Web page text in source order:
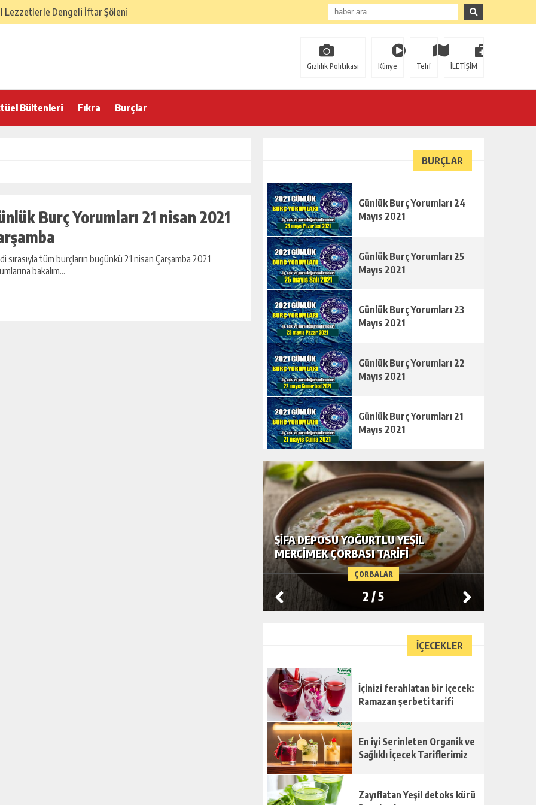
Lezzetlerle Dengeli İftar Şöleni
ve Dengeli İftar Sofrası
Gizlilik Politikası Künye Telif İLETİŞİM
Bültenleri Fıkra Burçlar
Burç Yorumları 21 nisan 2021
sırasıyla tüm burçların bugünkü 21 nisan Çarşamba 2021
bakalım...
BURÇLAR
Günlük Burç Yorumları 24
Mayıs 2021
Günlük Burç Yorumları 25
Mayıs 2021
Günlük Burç Yorumları 23
Mayıs 2021
Günlük Burç Yorumları 22
Mayıs 2021
Günlük Burç Yorumları 21
Mayıs 2021
ÇORBALAR
ŞIFA DEPOSU YOĞURTLU YEŞIL
MERCIMEK ÇORBASI TARIFI
2 /5
İÇECEKLER
İçinizi ferahlatan bir içecek:
Ramazan şerbeti tarifi
En iyi Serinleten Organik ve
Sağlıklı İçecek Tariflerimiz
Zayıflatan Yeşil detoks kürü